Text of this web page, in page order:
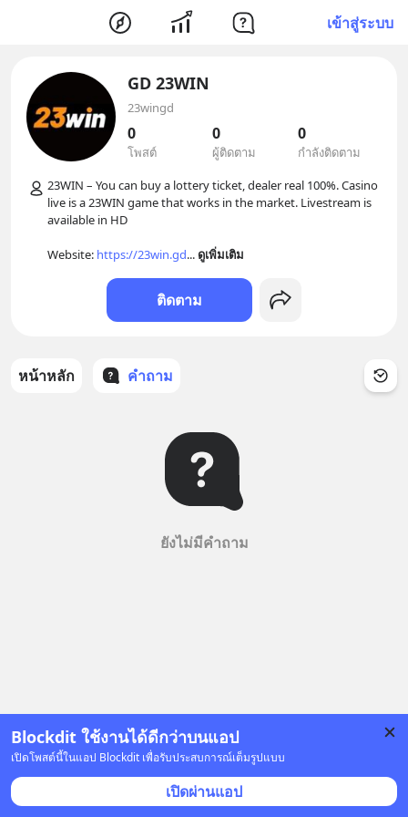
เข้าสู่ระบบ
Blockdit ใช้งานได้ดีกว่าบนแอป
เปิดโพสต์นี้ในแอป Blockdit เพื่อรับประสบการณ์เต็มรูปแบบ
เปิดผ่านแอป
GD 23WIN
23wingd
0
โพสต์
0
ผู้ติดตาม
0
กำลังติดตาม
23WIN – You can buy a lottery ticket, dealer real 100%. Casino
live is a 23WIN game that works in the market. Livestream is
available in HD
Website: https://23win.gd... ดูเพิ่มเติม
ติดตาม
หน้าหลัก คำถาม
ยังไม่มีคำถาม